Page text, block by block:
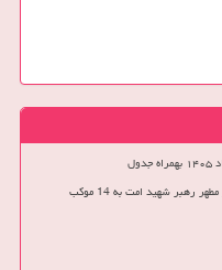
شهید امت به 14 موکب